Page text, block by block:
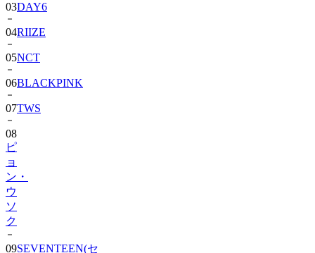
03DAY6
04RIIZE
05NCT
06BLACKPINK
07TWS
08
ピ
ョ
ン・
ウ
ソ
ク
09SEVENTEEN(セ